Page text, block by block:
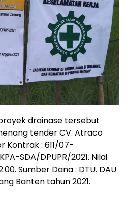
drainase tersebut
tender CV. Atraco
Kontrak : 611/07-
SDA/DPUPR/2021. Nilai
Sumber Dana : DTU. DAU
Banten tahun 2021.